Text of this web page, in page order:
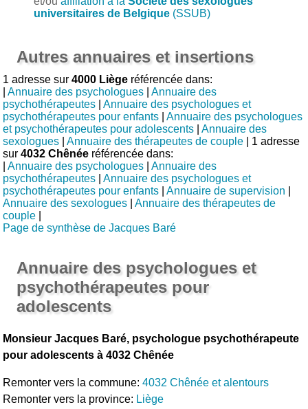
universitaires de Belgique (SSUB)
Autres annuaires et insertions
1 adresse sur4000 Liège référencée dans:
|Annuaire des psychologues |Annuaire des
psychothérapeutes |Annuaire des psychologues et
psychothérapeutes pour enfants |Annuaire des psychologues
et psychothérapeutes pour adolescents |Annuaire des
sexologues |Annuaire des thérapeutes de couple | 1 adresse
sur4032 Chênée référencée dans:
|Annuaire des psychologues |Annuaire des
psychothérapeutes |Annuaire des psychologues et
psychothérapeutes pour enfants |Annuaire de supervision
Annuaire des sexologues |Annuaire des thérapeutes de
couple
Page de synthèse de Jacques Baré
Annuaire des psychologues et
psychothérapeutes pour
adolescents
Monsieur Jacques Baré, psychologue psychothérapeute
pour adolescents à 4032 Chênée
Remonter vers la commune:4032 Chênée et alentours
Remonter vers la province: Liège